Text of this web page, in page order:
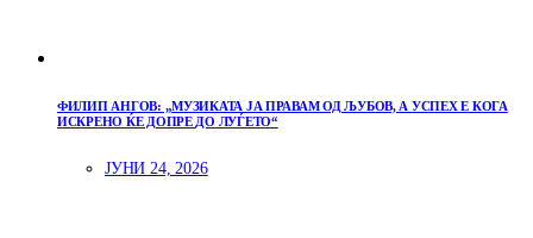
ФИЛИП АНГОВ: „МУЗИКАТА ЈА ПРАВАМ ОД ЉУБОВ, А УСПЕХ Е КОГА
ИСКРЕНО ЌЕ ДОПРЕ ДО ЛУЃЕТО“
ЈУНИ 24, 2026